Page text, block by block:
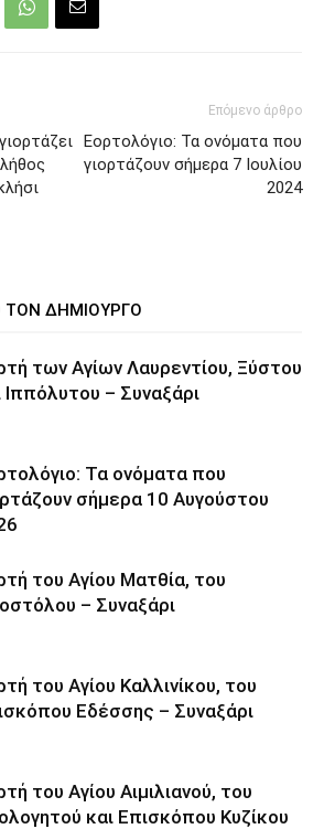
Επόμενο άρθρο
Εορτολόγιο: Τα ονόματα που
γιορτάζουν σήμερα 7 Ιουλίου
2024
ΤΟΝ ΔΗΜΙΟΥΡΓΟ
των Αγίων Λαυρεντίου, Ξύστου
Ιππόλυτου – Συναξάρι
Τα ονόματα που
σήμερα 10 Αυγούστου
του Αγίου Ματθία, του
– Συναξάρι
του Αγίου Καλλινίκου, του
Εδέσσης – Συναξάρι
του Αγίου Αιμιλιανού, του
και Επισκόπου Κυζίκου